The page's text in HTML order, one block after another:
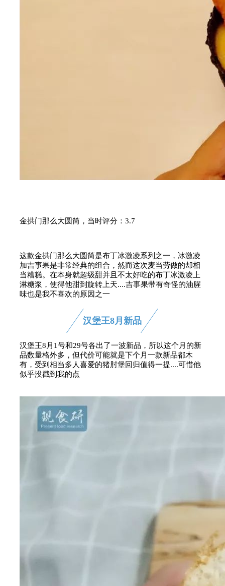
金拱门那么大圆筒，当时评分：3.7
这款金拱门那么大圆筒是布丁冰激凌系列之一，冰激凌
加吉事果是非常经典的组合，然而这次麦当劳做的却相
当糟糕。在本身就超级甜并且不太好吃的布丁冰激凌上
淋糖浆，使得他甜到旋转上天....吉事果带有奇怪的油腥
味也是我不喜欢的原因之一
汉堡王8月新品
汉堡王8月1号和29号各出了一波新品，所以这个月的新
品数量格外多，但代价可能就是下个月一款新品都木
有，受到相当多人喜爱的猪肘堡回归值得一提....可惜他
似乎没戳到我的点